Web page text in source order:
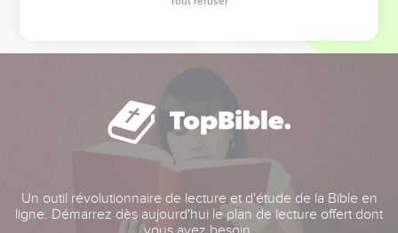
Un outil révolutionnaire de lecture et d'étude de la Bible en
ligne. Démarrez dès aujourd'hui le plan de lecture offert dont